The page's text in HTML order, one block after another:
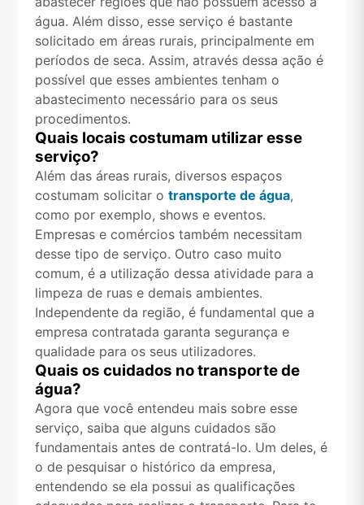
água. Além disso, esse serviço é bastante
solicitado em áreas rurais, principalmente em
períodos de seca. Assim, através dessa ação é
possível que esses ambientes tenham o
abastecimento necessário para os seus
procedimentos.
Quais locais costumam utilizar esse
serviço?
Além das áreas rurais, diversos espaços
costumam solicitar o transporte de água,
como por exemplo, shows e eventos.
Empresas e comércios também necessitam
desse tipo de serviço. Outro caso muito
comum, é a utilização dessa atividade para a
limpeza de ruas e demais ambientes.
Independente da região, é fundamental que a
empresa contratada garanta segurança e
qualidade para os seus utilizadores.
Quais os cuidados no transporte de
água?
Agora que você entendeu mais sobre esse
serviço, saiba que alguns cuidados são
fundamentais antes de contratá-lo. Um deles, é
o de pesquisar o histórico da empresa,
entendendo se ela possui as qualificações